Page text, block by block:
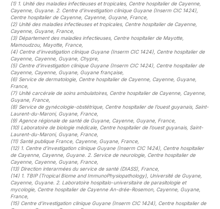
(1) 1. Unité des maladies infectieuses et tropicales, Centre hospitalier de Cayenne,
Cayenne, Guyane. 2. Centre d’investigation clinique Guyane (Inserm CIC 1424),
Centre hospitalier de Cayenne, Cayenne, Guyane, France,
(2) Unité des maladies infectieuses et tropicales, Centre hospitalier de Cayenne,
Cayenne, Guyane, France,
(3) Département des maladies infectieuses, Centre hospitalier de Mayotte,
Mamoudzou, Mayotte, France,
(4) Centre d’investigation clinique Guyane (Inserm CIC 1424), Centre hospitalier de
Cayenne, Cayenne, Guyane, Chypre,
(5) Centre d’investigation clinique Guyane (Inserm CIC 1424), Centre hospitalier de
Cayenne, Cayenne, Guyane, Guyane française,
(6) Service de dermatologie, Centre hospitalier de Cayenne, Cayenne, Guyane,
France,
(7) Unité carcérale de soins ambulatoires, Centre hospitalier de Cayenne, Cayenne,
Guyane, France,
(8) Service de gynécologie-obstétrique, Centre hospitalier de l’ouest guyanais, Saint-
Laurent-du-Maroni, Guyane, France,
(9) Agence régionale de santé de Guyane, Cayenne, Guyane, France,
(10) Laboratoire de biologie médicale, Centre hospitalier de l’ouest guyanais, Saint-
Laurent-du-Maroni, Guyane, France,
(11) Santé publique France, Cayenne, Guyane, France,
(12) 1. Centre d’investigation clinique Guyane (Inserm CIC 1424), Centre hospitalier
de Cayenne, Cayenne, Guyane. 2. Service de neurologie, Centre hospitalier de
Cayenne, Cayenne, Guyane, France,
(13) Direction interarmées du service de santé (DIASS), France,
(14) 1. TBIP (Tropical Biome and ImmunoPhysiopathology), Université de Guyane,
Cayenne, Guyane. 2. Laboratoire hospitalo-universitaire de parasitologie et
mycologie, Centre hospitalier de Cayenne An-drée-Rosemon, Cayenne, Guyane,
France,
(15) Centre d’investigation clinique Guyane (Inserm CIC 1424), Centre hospitalier de